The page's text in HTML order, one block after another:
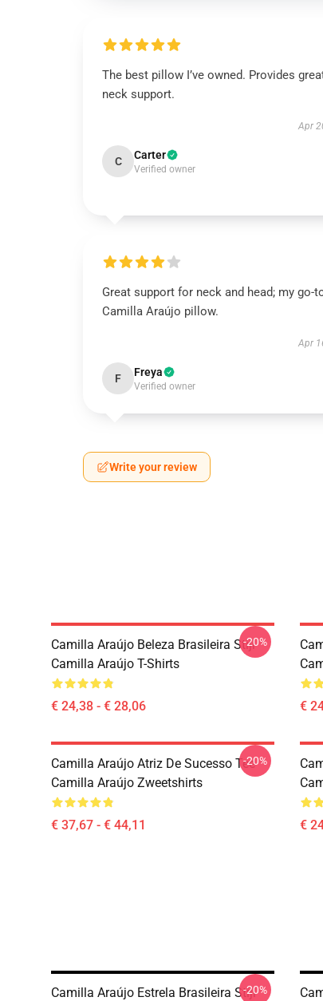
The best pillow I’ve owned. Provides
neck support.
Apr
C Carter
Verified owner
Great support for neck and head; my go-
Camilla Araújo pillow.
Apr
F Freya
Verified owner
Write your review
Camilla Araújo Beleza Brasileira Stijl
Camilla Araújo T-Shirts
€ 24,38 - € 28,06
-20%
€
Camilla Araújo Atriz De Sucesso Tee
Camilla Araújo Zweetshirts
€ 37,67 - € 44,11
-20%
€
Camilla Araújo Estrela Brasileira Stijl-20%